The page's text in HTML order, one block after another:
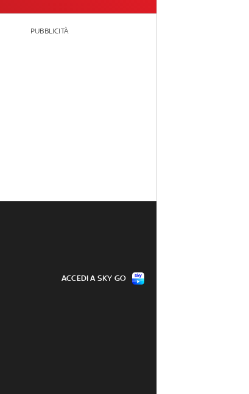
PUBBLICITÀ
ACCEDI A SKY GO